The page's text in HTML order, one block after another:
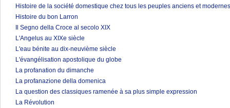
Histoire de la société domestique chez tous les peuples anciens et
Histoire du bon Larron
Il Segno della Croce al secolo XIX
L'Angelus au XIXe siècle
L'eau bénite au dix-neuvième siècle
L'évangélisation apostolique du globe
La profanation du dimanche
La profanazione della domenica
La question des classiques ramenée à sa plus simple expression
La Révolution